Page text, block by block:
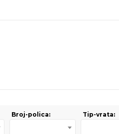
Broj-polica:
Tip-vrata: